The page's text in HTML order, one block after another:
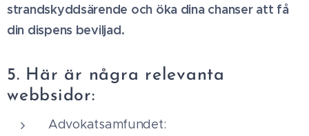
strandskyddsärende och öka dina chanser att få
din dispens beviljad.
5. Här är några relevanta
webbsidor:
Advokatsamfundet: